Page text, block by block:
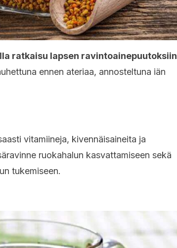
ratkaisu lapsen ravintoainepuutoksiin,
ennen ateriaa, annosteltuna iän
vitamiineja, kivennäisaineita ja
ruokahalun kasvattamiseen sekä
tukemiseen.